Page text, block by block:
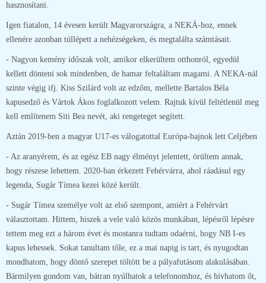
hasznosítani.
Igen fiatalon, 14 évesen került Magyarországra, a NEKÁ-hoz, ennek
ellenére azonban túllépett a nehézségeken, és megtalálta számtásait.
- Nagyon kemény időszak volt, amikor elkerültem otthonról, egyedül
kellett dönteni sok mindenben, de hamar feltaláltam magami. A NEKA-nál
szinte végig ifj. Kiss Szilárd volt az edzőm, mellette Bartalos Béla
kapusedző és Vártok Ákos foglalkozott velem. Rajtuk kívül feltétlenül meg
kell említenem Siti Bea nevét, aki rengeteget segített.
Aztán 2019-ben a magyar U17-es válogatottal Európa-bajnok lett Celjében
- Az aranyérem, és az egész EB nagy élményt jelentett, örültem annak,
hogy részese lehettem. 2020-ban érkezett Fehérvárra, ahol ráadásul egy
legenda, Sugár Tímea kezei közé került.
- Sugár Tímea személye volt az első szempont, amiért a Fehérvárt
választottam. Hittem, hiszek a vele való közös munkában, lépésről lépésre
tettem meg ezt a három évet és mostanra tudtam odaérni, hogy NB I-es
kapus lehessek. Sokat tanultam tőle, ez a mai napig is tart, és nyugodtan
mondhatom, hogy döntő szerepet töltött be a pályafutásom alakulásában.
Bármilyen gondom van, bátran nyúlhatok a telefonomhoz, és hívhatom őt,